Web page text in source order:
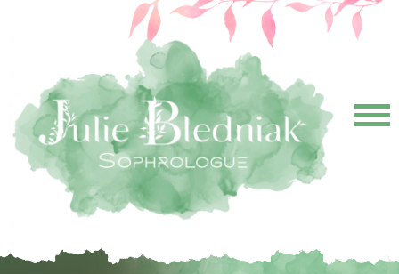
Accueil
Qui je suis
La Sophrologie
Rencontres
Tarifs